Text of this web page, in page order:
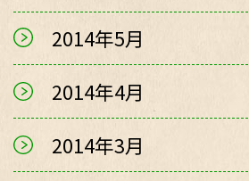
2014年5月
2014年4月
2014年3月